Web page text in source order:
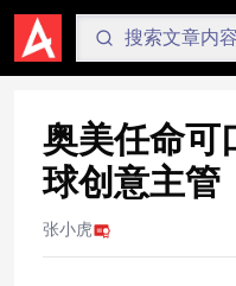
奥美任命可
球创意主管
张小虎